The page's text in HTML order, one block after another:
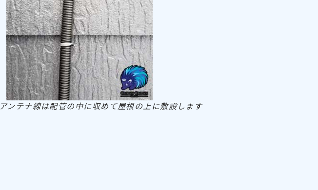
ンテナ線は配管の中に収めて屋根の上に敷設します